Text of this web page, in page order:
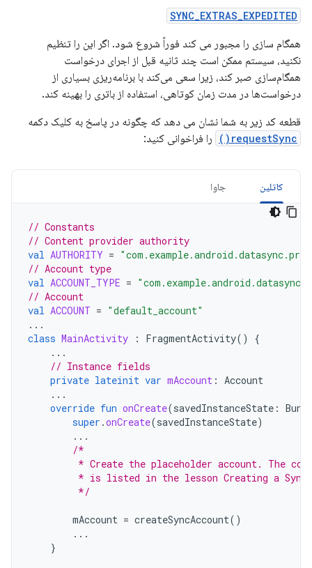
SYNC_EXTRAS_EXPEDITED
همگام سازی را مجبور می کند فوراً شروع شود. اگر این را تنظیم
نکنید، سیستم ممکن است چند ثانیه قبل از اجرای درخواست
همگام‌سازی صبر کند، زیرا سعی می‌کند با برنامه‌ریزی بسیاری از
درخواست‌ها در مدت زمان کوتاهی، استفاده از باتری را بهینه کند.
قطعه کد زیر به شما نشان می دهد که چگونه در پاسخ به کلیک دکمه
requestSync() را فراخوانی کنید:
کاتلین جاوا
// Constants
// Content provider authority
val AUTHORITY =
// Account type
val ACCOUNT_TYPE = "com.example.android.datasync"
// Account
val ACCOUNT = "default_account"
...
class MainActivity : FragmentActivity()
{
...
// Instance fields
private lateinit var mAccount : Account
...
override fun onCreate(savedInstanceState :
super .onCreate(savedInstanceState)
...
/*
* Create the placeholder account. The
* is listed in the lesson Creating a Sync
         */
mAccount = createSyncAccount()
...
}